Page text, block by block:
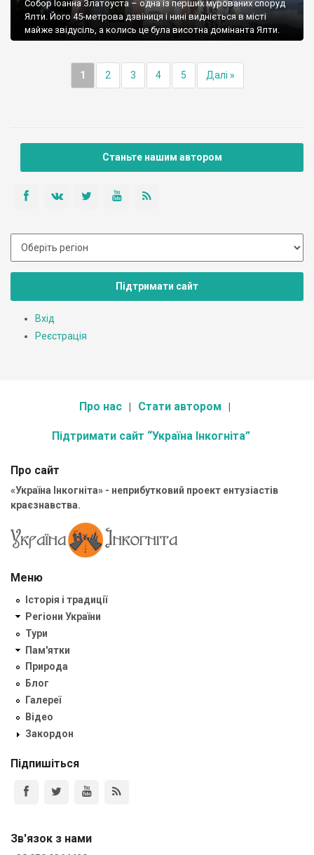
Собор Іоанна Златоуста – одна із перших мурованих споруд
Ялти. Його 45-метрова дзвіниця і нині видніється в місті
майже звідусіль, а колись це була висотна домінанта Ялти.
1 2 3 4 5 Далі »
Станьте нашим автором
Підтримати сайт
Вхід
Реєстрація
Про нас Стати автором
Підтримати сайт “Україна Інкогніта”
Про сайт
«Україна Інкогніта» - неприбутковий проект ентузіастів
краєзнавства.
Меню
Історія і традиції
Регіони України
Тури
Пам'ятки
Природа
Блог
Галереї
Відео
Закордон
Підпишіться
Зв'язок з нами